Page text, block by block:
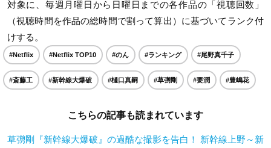
対象に、毎週月曜日から日曜日までの各作品の「視聴回数」
（視聴時間を作品の総時間で割って算出）に基づいてランク付
けする。
#Netflix #Netflix TOP10 #のん #ランキング #尾野真千子
#斎藤工 #新幹線大爆破 #樋口真嗣 #草彅剛 #要潤 #豊嶋花
こちらの記事も読まれています
草彅剛『新幹線大爆破』の過酷な撮影を告白！ 新幹線上野～新